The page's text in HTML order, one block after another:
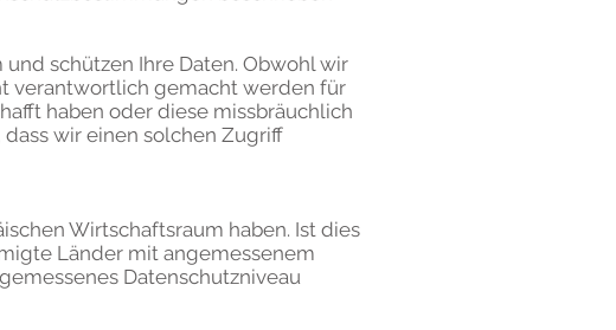
schützen Ihre Daten. Obwohl wir
verantwortlich gemacht werden für
haben oder diese missbräuchlich
wir einen solchen Zugriff
Wirtschaftsraum haben. Ist dies
Länder mit angemessenem
Datenschutzniveau